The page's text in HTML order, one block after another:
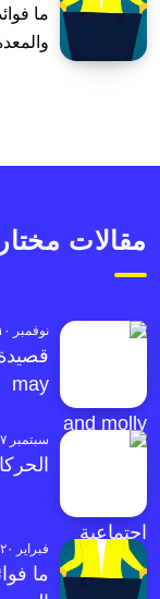
ما
مقالات
نوفمبر ١٠, ٢٠٢١
may
سبتمبر ٠٧, ٢٠٢١
فبراير ٢٠, ٢٠٢٤
ما